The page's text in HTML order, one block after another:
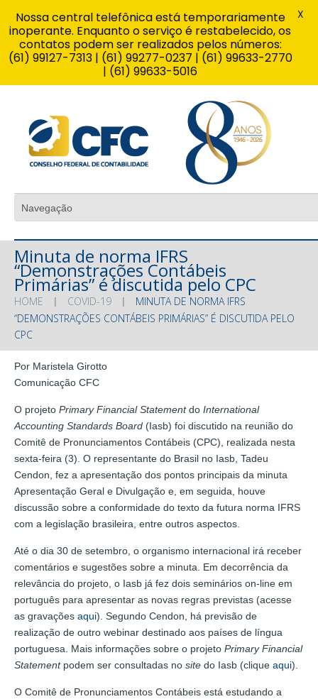
Minuta de norma IFRS
“Demonstrações Contábeis
Primárias” é discutida pelo CPC
HOME COVID-19
MINUTA DE NORMA IFRS
“DEMONSTRAÇÕES CONTÁBEIS PRIMÁRIAS” É DISCUTIDA PELO
CPC
Por Maristela Girotto
Comunicação CFC
O projeto Primary Financial Statementdo International
Accounting Standards Board (Iasb) foi discutido na reunião do
Comitê de Pronunciamentos Contábeis (CPC), realizada nesta
sexta-feira (3). O representante do Brasil no Iasb, Tadeu
Cendon, fez a apresentação dos pontos principais da minuta
Apresentação Geral e Divulgação e, em seguida, houve
discussão sobre a conformidade do texto da futura norma IFRS
com a legislação brasileira, entre outros aspectos.
Até o dia 30 de setembro, o organismo internacional irá receber
comentários e sugestões sobre a minuta. Em decorrência da
relevância do projeto, o Iasb já fez dois seminários on-line em
português para apresentar as novas regras previstas (acesse
as gravações aqui). Segundo Cendon, há previsão de
realização de outro webinar destinado aos países de língua
portuguesa. Mais informações sobre o projeto Primary Financial
Statement podem ser consultadas no site do Iasb (clique aqui).
O Comitê de Pronunciamentos Contábeis está estudando a
Nossa central telefônica está temporariamente
inoperante. Enquanto o serviço é restabelecido, os
contatos podem ser realizados pelos números:
(61) 99127-7313 | (61) 99277-0237 | (61) 99633-2770
| (61) 99633-5016
X